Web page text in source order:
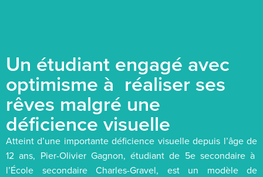
Un étudiant engagé avec
optimisme à réaliser ses
rêves malgré une
déficience visuelle
Atteint d’une importante déficience visuelle depuis l’âge de
12 ans, Pier-Olivier Gagnon, étudiant de 5e secondaire à
l’École secondaire Charles-Gravel, est un modèle de